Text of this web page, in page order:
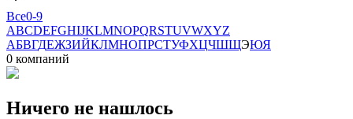
Все0-9
ABCDEFGHIJKLMNOPQRSTUVWXYZ
АБВГДЕЖЗИЙКЛМНОПРСТУФХЦЧШЩЭЮЯ
0 компаний
Ничего не нашлось